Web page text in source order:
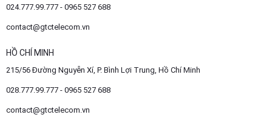
024.777.99.777 - 0965 527 688
contact@gtctelecom.vn
HỒ CHÍ MINH
215/56 Đường Nguyễn Xí, P. Bình Lợi Trung, Hồ Chí Minh
028.777.99.777 - 0965 527 688
contact@gtctelecom.vn